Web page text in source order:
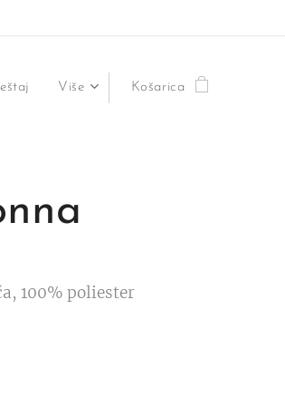
Više Košarica
100% poliester